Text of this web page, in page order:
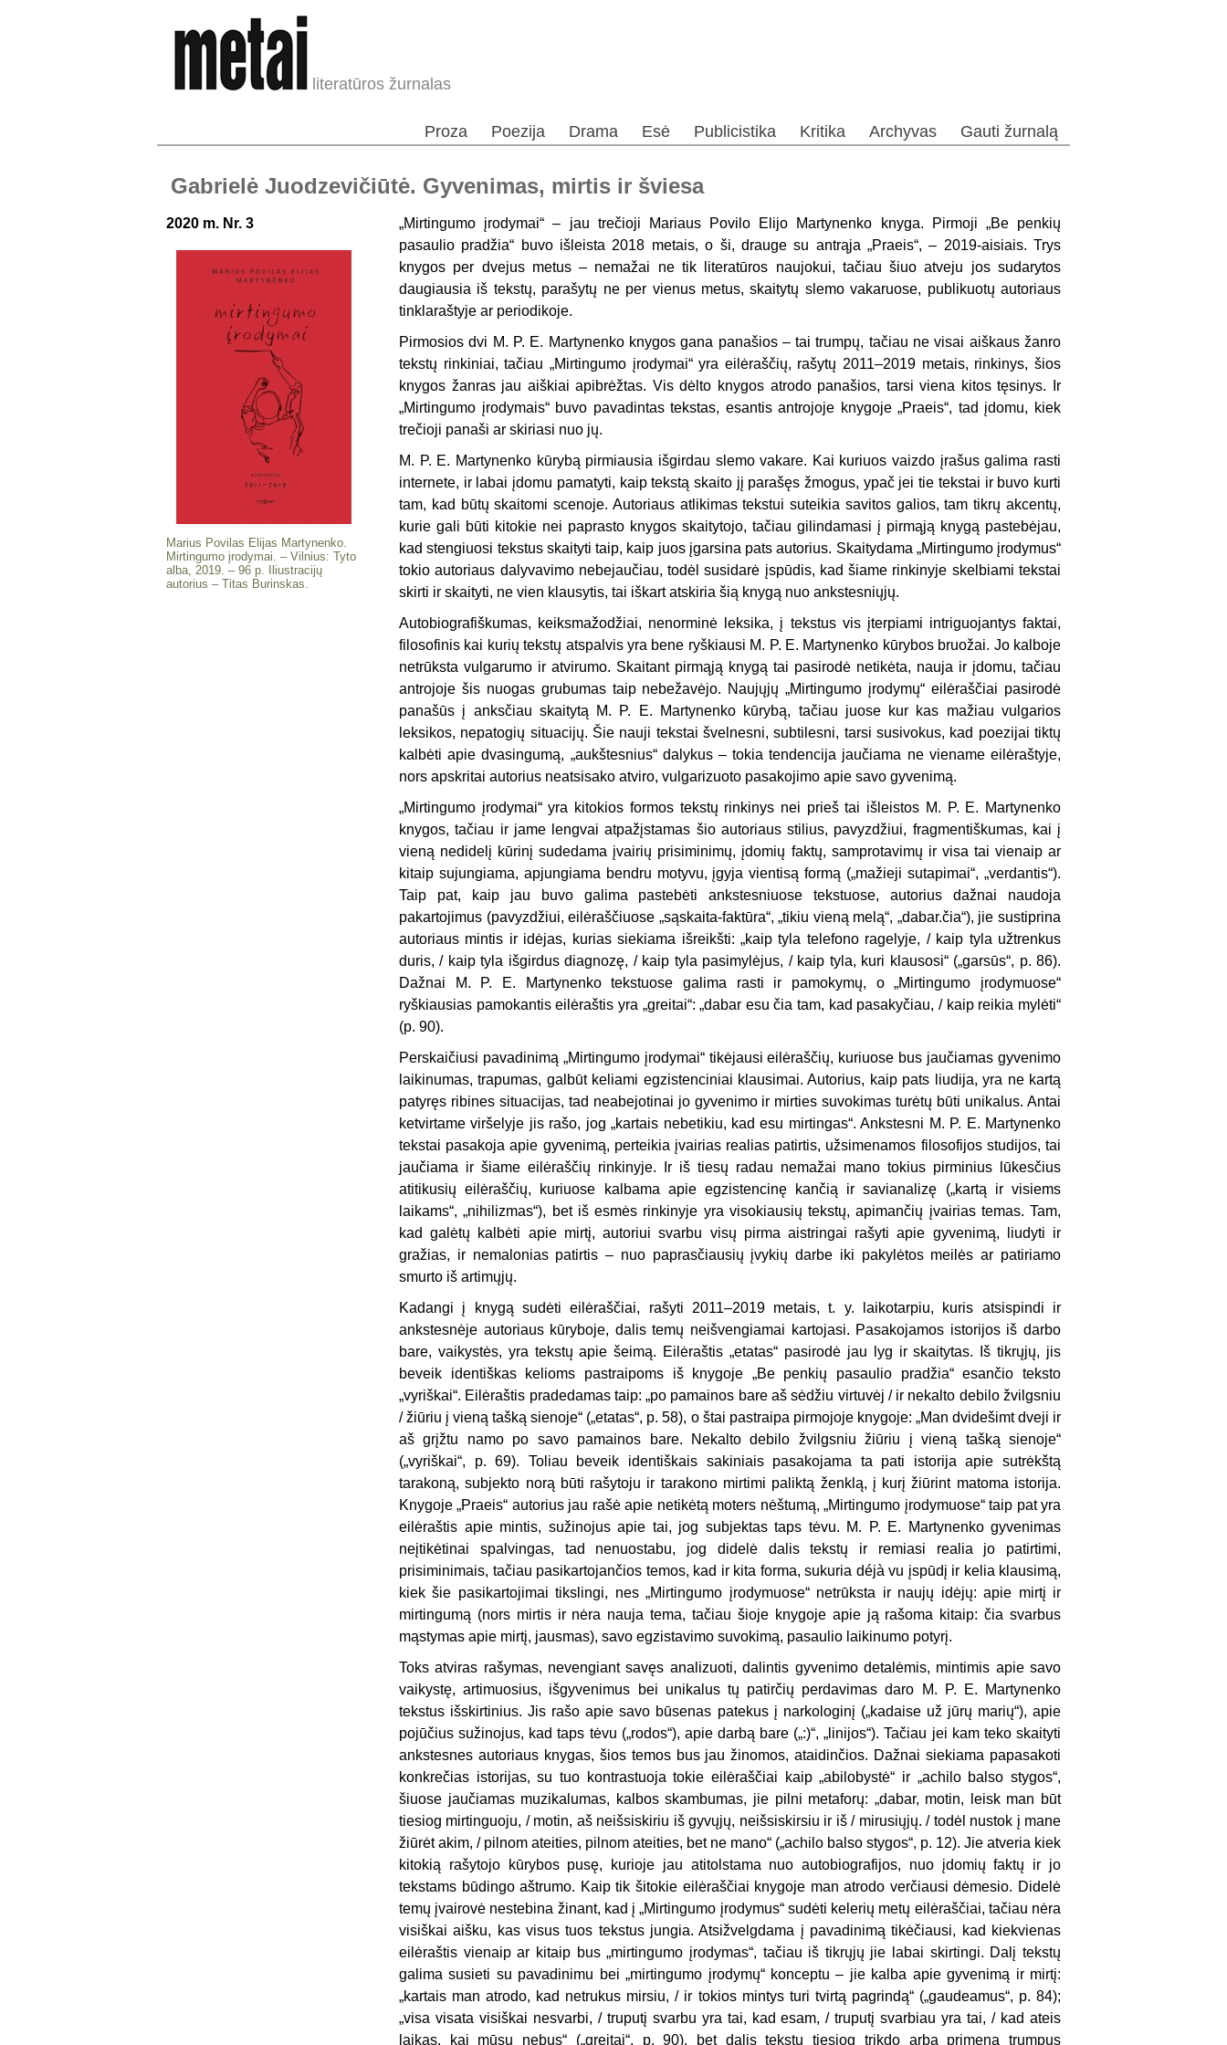
literatūros žurnalas
Proza Poezija Drama Esė Publicistika Kritika Archyvas Gauti žurnalą
Gabrielė Juodzevičiūtė. Gyvenimas, mirtis ir šviesa
2020 m. Nr. 3
Marius Povilas Elijas Martynenko.
Mirtingumo įrodymai. – Vilnius: Tyto
alba, 2019. – 96 p. Iliustracijų
autorius – Titas Burinskas.
„Mirtingumo įrodymai“ – jau trečioji Mariaus Povilo Elijo Martynenko knyga. Pirmoji „Be penkių
pasaulio pradžia“ buvo išleista 2018 metais, o ši, drauge su antrąja „Praeis“, – 2019-aisiais. Trys
knygos per dvejus metus – nemažai ne tik literatūros naujokui, tačiau šiuo atveju jos sudarytos
daugiausia iš tekstų, parašytų ne per vienus metus, skaitytų slemo vakaruose, publikuotų autoriaus
tinklaraštyje ar periodikoje.
Pirmosios dvi M. P. E. Martynenko knygos gana panašios – tai trumpų, tačiau ne visai aiškaus žanro
tekstų rinkiniai, tačiau „Mirtingumo įrodymai“ yra eilėraščių, rašytų 2011–2019 metais, rinkinys, šios
knygos žanras jau aiškiai apibrėžtas. Vis dėlto knygos atrodo panašios, tarsi viena kitos tęsinys. Ir
„Mirtingumo įrodymais“ buvo pavadintas tekstas, esantis antrojoje knygoje „Praeis“, tad įdomu, kiek
trečioji panaši ar skiriasi nuo jų.
M. P. E. Martynenko kūrybą pirmiausia išgirdau slemo vakare. Kai kuriuos vaizdo įrašus galima rasti
internete, ir labai įdomu pamatyti, kaip tekstą skaito jį parašęs žmogus, ypač jei tie tekstai ir buvo kurti
tam, kad būtų skaitomi scenoje. Autoriaus atlikimas tekstui suteikia savitos galios, tam tikrų akcentų,
kurie gali būti kitokie nei paprasto knygos skaitytojo, tačiau gilindamasi į pirmąją knygą pastebėjau,
kad stengiuosi tekstus skaityti taip, kaip juos įgarsina pats autorius. Skaitydama „Mirtingumo įrodymus“
tokio autoriaus dalyvavimo nebejaučiau, todėl susidarė įspūdis, kad šiame rinkinyje skelbiami tekstai
skirti ir skaityti, ne vien klausytis, tai iškart atskiria šią knygą nuo ankstesniųjų.
Autobiografiškumas, keiksmažodžiai, nenorminė leksika, į tekstus vis įterpiami intriguojantys faktai,
filosofinis kai kurių tekstų atspalvis yra bene ryškiausi M. P. E. Martynenko kūrybos bruožai. Jo kalboje
netrūksta vulgarumo ir atvirumo. Skaitant pirmąją knygą tai pasirodė netikėta, nauja ir įdomu, tačiau
antrojoje šis nuogas grubumas taip nebežavėjo. Naujųjų „Mirtingumo įrodymų“ eilėraščiai pasirodė
panašūs į anksčiau skaitytą M. P. E. Martynenko kūrybą, tačiau juose kur kas mažiau vulgarios
leksikos, nepatogių situacijų. Šie nauji tekstai švelnesni, subtilesni, tarsi susivokus, kad poezijai tiktų
kalbėti apie dvasingumą, „aukštesnius“ dalykus – tokia tendencija jaučiama ne viename eilėraštyje,
nors apskritai autorius neatsisako atviro, vulgarizuoto pasakojimo apie savo gyvenimą.
„Mirtingumo įrodymai“ yra kitokios formos tekstų rinkinys nei prieš tai išleistos M. P. E. Martynenko
knygos, tačiau ir jame lengvai atpažįstamas šio autoriaus stilius, pavyzdžiui, fragmentiškumas, kai į
vieną nedidelį kūrinį sudedama įvairių prisiminimų, įdomių faktų, samprotavimų ir visa tai vienaip ar
kitaip sujungiama, apjungiama bendru motyvu, įgyja vientisą formą („mažieji sutapimai“, „verdantis“).
Taip pat, kaip jau buvo galima pastebėti ankstesniuose tekstuose, autorius dažnai naudoja
pakartojimus (pavyzdžiui, eilėraščiuose „sąskaita-faktūra“, „tikiu vieną melą“, „dabar.čia“), jie sustiprina
autoriaus mintis ir idėjas, kurias siekiama išreikšti: „kaip tyla telefono ragelyje, / kaip tyla užtrenkus
duris, / kaip tyla išgirdus diagnozę, / kaip tyla pasimylėjus, / kaip tyla, kuri klausosi“ („garsūs“, p. 86).
Dažnai M. P. E. Martynenko tekstuose galima rasti ir pamokymų, o „Mirtingumo įrodymuose“
ryškiausias pamokantis eilėraštis yra „greitai“: „dabar esu čia tam, kad pasakyčiau, / kaip reikia mylėti“
(p. 90).
Perskaičiusi pavadinimą „Mirtingumo įrodymai“ tikėjausi eilėraščių, kuriuose bus jaučiamas gyvenimo
laikinumas, trapumas, galbūt keliami egzistenciniai klausimai. Autorius, kaip pats liudija, yra ne kartą
patyręs ribines situacijas, tad neabejotinai jo gyvenimo ir mirties suvokimas turėtų būti unikalus. Antai
ketvirtame viršelyje jis rašo, jog „kartais nebetikiu, kad esu mirtingas“. Ankstesni M. P. E. Martynenko
tekstai pasakoja apie gyvenimą, perteikia įvairias realias patirtis, užsimenamos filosofijos studijos, tai
jaučiama ir šiame eilėraščių rinkinyje. Ir iš tiesų radau nemažai mano tokius pirminius lūkesčius
atitikusių eilėraščių, kuriuose kalbama apie egzistencinę kančią ir savianalizę („kartą ir visiems
laikams“, „nihilizmas“), bet iš esmės rinkinyje yra visokiausių tekstų, apimančių įvairias temas. Tam,
kad galėtų kalbėti apie mirtį, autoriui svarbu visų pirma aistringai rašyti apie gyvenimą, liudyti ir
gražias, ir nemalonias patirtis – nuo paprasčiausių įvykių darbe iki pakylėtos meilės ar patiriamo
smurto iš artimųjų.
Kadangi į knygą sudėti eilėraščiai, rašyti 2011–2019 metais, t. y. laikotarpiu, kuris atsispindi ir
ankstesnėje autoriaus kūryboje, dalis temų neišvengiamai kartojasi. Pasakojamos istorijos iš darbo
bare, vaikystės, yra tekstų apie šeimą. Eilėraštis „etatas“ pasirodė jau lyg ir skaitytas. Iš tikrųjų, jis
beveik identiškas kelioms pastraipoms iš knygoje „Be penkių pasaulio pradžia“ esančio teksto
„vyriškai“. Eilėraštis pradedamas taip: „po pamainos bare aš sėdžiu virtuvėj / ir nekalto debilo žvilgsniu
/ žiūriu į vieną tašką sienoje“ („etatas“, p. 58), o štai pastraipa pirmojoje knygoje: „Man dvidešimt dveji ir
aš grįžtu namo po savo pamainos bare. Nekalto debilo žvilgsniu žiūriu į vieną tašką sienoje“
(„vyriškai“, p. 69). Toliau beveik identiškais sakiniais pasakojama ta pati istorija apie sutrėkštą
tarakoną, subjekto norą būti rašytoju ir tarakono mirtimi paliktą ženklą, į kurį žiūrint matoma istorija.
Knygoje „Praeis“ autorius jau rašė apie netikėtą moters nėštumą, „Mirtingumo įrodymuose“ taip pat yra
eilėraštis apie mintis, sužinojus apie tai, jog subjektas taps tėvu. M. P. E. Martynenko gyvenimas
neįtikėtinai spalvingas, tad nenuostabu, jog didelė dalis tekstų ir remiasi realia jo patirtimi,
prisiminimais, tačiau pasikartojančios temos, kad ir kita forma, sukuria déjà vu įspūdį ir kelia klausimą,
kiek šie pasikartojimai tikslingi, nes „Mirtingumo įrodymuose“ netrūksta ir naujų idėjų: apie mirtį ir
mirtingumą (nors mirtis ir nėra nauja tema, tačiau šioje knygoje apie ją rašoma kitaip: čia svarbus
mąstymas apie mirtį, jausmas), savo egzistavimo suvokimą, pasaulio laikinumo potyrį.
Toks atviras rašymas, nevengiant savęs analizuoti, dalintis gyvenimo detalėmis, mintimis apie savo
vaikystę, artimuosius, išgyvenimus bei unikalus tų patirčių perdavimas daro M. P. E. Martynenko
tekstus išskirtinius. Jis rašo apie savo būsenas patekus į narkologinį („kadaise už jūrų marių“), apie
pojūčius sužinojus, kad taps tėvu („rodos“), apie darbą bare („:)“, „linijos“). Tačiau jei kam teko skaityti
ankstesnes autoriaus knygas, šios temos bus jau žinomos, ataidinčios. Dažnai siekiama papasakoti
konkrečias istorijas, su tuo kontrastuoja tokie eilėraščiai kaip „abilobystė“ ir „achilo balso stygos“,
šiuose jaučiamas muzikalumas, kalbos skambumas, jie pilni metaforų: „dabar, motin, leisk man būt
tiesiog mirtinguoju, / motin, aš neišsiskiriu iš gyvųjų, neišsiskirsiu ir iš / mirusiųjų. / todėl nustok į mane
žiūrėt akim, / pilnom ateities, pilnom ateities, bet ne mano“ („achilo balso stygos“, p. 12). Jie atveria kiek
kitokią rašytojo kūrybos pusę, kurioje jau atitolstama nuo autobiografijos, nuo įdomių faktų ir jo
tekstams būdingo aštrumo. Kaip tik šitokie eilėraščiai knygoje man atrodo verčiausi dėmesio. Didelė
temų įvairovė nestebina žinant, kad į „Mirtingumo įrodymus“ sudėti kelerių metų eilėraščiai, tačiau nėra
visiškai aišku, kas visus tuos tekstus jungia. Atsižvelgdama į pavadinimą tikėčiausi, kad kiekvienas
eilėraštis vienaip ar kitaip bus „mirtingumo įrodymas“, tačiau iš tikrųjų jie labai skirtingi. Dalį tekstų
galima susieti su pavadinimu bei „mirtingumo įrodymų“ konceptu – jie kalba apie gyvenimą ir mirtį:
„kartais man atrodo, kad netrukus mirsiu, / ir tokios mintys turi tvirtą pagrindą“ („gaudeamus“, p. 84);
„visa visata visiškai nesvarbi, / truputį svarbu yra tai, kad esam, / truputį svarbiau yra tai, / kad ateis
laikas, kai mūsų nebus“ („greitai“, p. 90), bet dalis tekstų tiesiog trikdo arba primena trumpus